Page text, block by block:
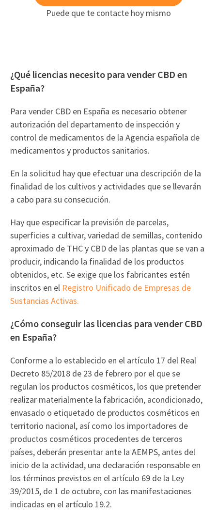
Puede que te contacte hoy mismo
¿Qué licencias necesito para vender CBD en
España?
Para vender CBD en España es necesario obtener
autorización del departamento de inspección y
control de medicamentos de la Agencia española de
medicamentos y productos sanitarios.
En la solicitud hay que efectuar una descripción de la
finalidad de los cultivos y actividades que se llevarán
a cabo para su consecución.
Hay que especificar la previsión de parcelas,
superficies a cultivar, variedad de semillas, contenido
aproximado de THC y CBD de las plantas que se van a
producir, indicando la finalidad de los productos
obtenidos, etc. Se exige que los fabricantes estén
inscritos en el Registro Unificado de Empresas de
Sustancias Activas.
¿Cómo conseguir las licencias para vender CBD
en España?
Conforme a lo establecido en el artículo 17 del Real
Decreto 85/2018 de 23 de febrero por el que se
regulan los productos cosméticos, los que pretender
realizar materialmente la fabricación, acondicionado,
envasado o etiquetado de productos cosméticos en
territorio nacional, así como los importadores de
productos cosméticos procedentes de terceros
países, deberán presentar ante la AEMPS, antes del
inicio de la actividad, una declaración responsable en
los términos previstos en el artículo 69 de la Ley
39/2015, de 1 de octubre, con las manifestaciones
indicadas en el artículo 19.2.